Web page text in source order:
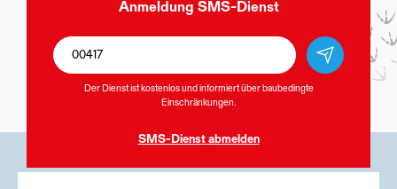
Anmeldung SMS-Dienst
Der Dienst ist kostenlos und informiert über baubedingte
Einschränkungen.
SMS-Dienst abmelden